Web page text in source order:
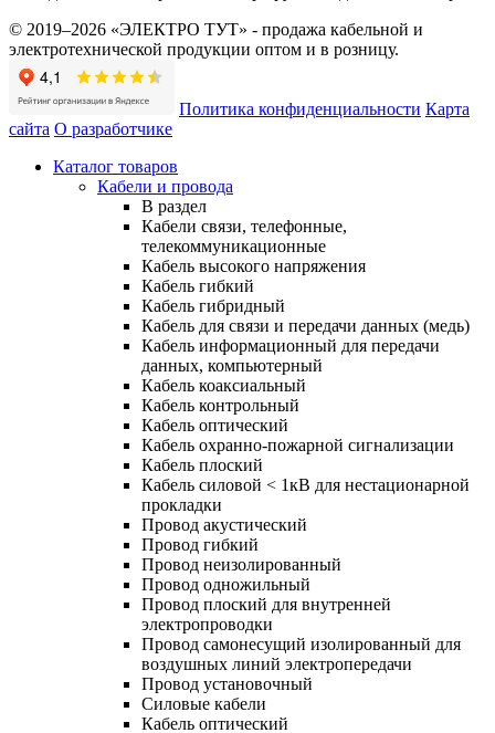
© 2019–2026 «ЭЛЕКТРО ТУТ» - продажа кабельной и
электротехнической продукции оптом и в розницу.
Политика конфиденциальности Карта
сайта О разработчике
Каталог товаров
Кабели и провода
В раздел
Кабели связи, телефонные,
телекоммуникационные
Кабель высокого напряжения
Кабель гибкий
Кабель гибридный
Кабель для связи и передачи данных (медь)
Кабель информационный для передачи
данных, компьютерный
Кабель коаксиальный
Кабель контрольный
Кабель оптический
Кабель охранно-пожарной сигнализации
Кабель плоский
Кабель силовой < 1кВ для нестационарной
прокладки
Провод акустический
Провод гибкий
Провод неизолированный
Провод одножильный
Провод плоский для внутренней
электропроводки
Провод самонесущий изолированный для
воздушных линий электропередачи
Провод установочный
Силовые кабели
Кабель оптический